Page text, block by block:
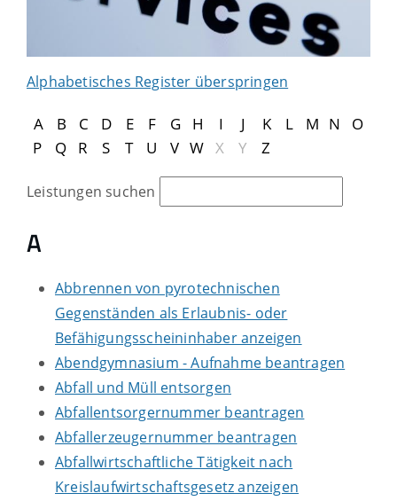
Alphabetisches Register überspringen
A B C D E F G H I J K L M N
O
P
Q R S T U V W X Y Z
Leistungen suchen
A
Abbrennen von pyrotechnischen
Gegenständen als Erlaubnis- oder
Befähigungsscheininhaber anzeigen
Abendgymnasium - Aufnahme beantragen
Abfall und Müll entsorgen
Abfallentsorgernummer beantragen
Abfallerzeugernummer beantragen
Abfallwirtschaftliche Tätigkeit nach
Kreislaufwirtschaftsgesetz anzeigen